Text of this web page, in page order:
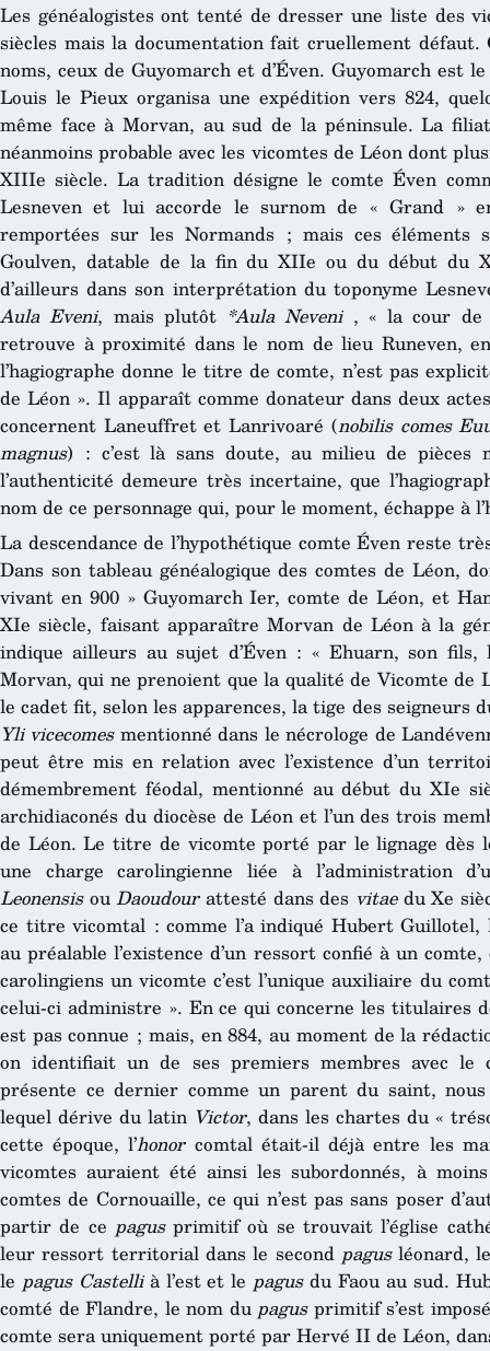
Les généalogistes ont tenté de dresser une liste des
siècles mais la documentation fait cruellement
noms, ceux de Guyomarch et d’Éven. Guyomarch est
Louis le Pieux organisa une expédition vers 824,
même face à Morvan, au sud de la péninsule. La
néanmoins probable avec les vicomtes de Léon dont
XIIIe siècle. La tradition désigne le comte Éven
Lesneven et lui accorde le surnom de « Grand »
remportées sur les Normands ; mais ces
Goulven, datable de la fin du XIIe ou du début du
d’ailleurs dans son interprétation du toponyme
Aula Eveni, mais plutôt *Aula Neveni, « la cour de
retrouve à proximité dans le nom de lieu Runeven,
l’hagiographe donne le titre de comte, n’est pas
de Léon ». Il apparaît comme donateur dans deux
concernent Laneuffret et Lanrivoaré (nobilis comes
magnus) : c’est là sans doute, au milieu de pièces
l’authenticité demeure très incertaine, que
nom de ce personnage qui, pour le moment, échappe à
La descendance de l’hypothétique comte Éven reste
Dans son tableau généalogique des comtes de Léon,
vivant en 900 » Guyomarch Ier, comte de Léon, et
XIe siècle, faisant apparaître Morvan de Léon à la
indique ailleurs au sujet d’Éven : « Ehuarn, son fils,
Morvan, qui ne prenoient que la qualité de Vicomte de
le cadet fit, selon les apparences, la tige des seigneurs
Yli vicecomesmentionné dans le nécrologe de
peut être mis en relation avec l’existence d’un
démembrement féodal, mentionné au début du XIe
archidiaconés du diocèse de Léon et l’un des trois
de Léon. Le titre de vicomte porté par le lignage dès
une charge carolingienne liée à l’administration
LeonensisouDaoudourattesté dans des vitaedu Xe
ce titre vicomtal : comme l’a indiqué Hubert Guillotel,
au préalable l’existence d’un ressort confié à un
carolingiens un vicomte c’est l’unique auxiliaire du
celui-ci administre ». En ce qui concerne les titulaires
est pas connue ; mais, en 884, au moment de la
on identifiait un de ses premiers membres avec le
présente ce dernier comme un parent du saint,
lequel dérive du latin Victor, dans les chartes du «
cette époque, l’honorcomtal était-il déjà entre les
vicomtes auraient été ainsi les subordonnés, à
comtes de Cornouaille, ce qui n’est pas sans poser
partir de ce pagusprimitif où se trouvait l’église
leur ressort territorial dans le second pagusléonard,
le pagus Castellià l’est et le pagusdu Faou au sud.
comté de Flandre, le nom du pagusprimitif s’est
comte sera uniquement porté par Hervé II de Léon,